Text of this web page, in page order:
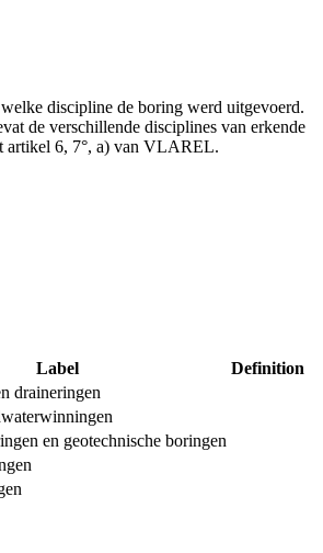
discipline de boring werd uitgevoerd.
de verschillende disciplines van erkende
artikel 6, 7°, a) van VLAREL.
Label
Definition
draineringen
en geotechnische boringen